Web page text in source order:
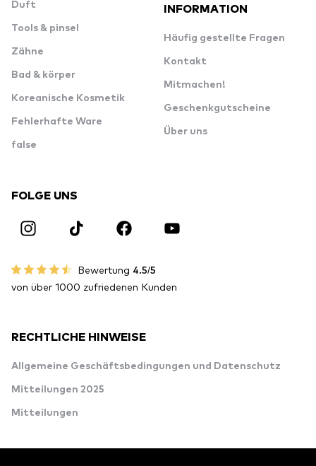
Duft
Tools & pinsel
Zähne
Bad & körper
Koreanische Kosmetik
Fehlerhafte Ware
false
INFORMATION
Häufig gestellte Fragen
Kontakt
Mitmachen!
Geschenkgutscheine
Über uns
FOLGE UNS
Bewertung 4.5/5
von über 1000 zufriedenen Kunden
RECHTLICHE HINWEISE
Allgemeine Geschäftsbedingungen und Datenschutz
Mitteilungen 2025
Mitteilungen